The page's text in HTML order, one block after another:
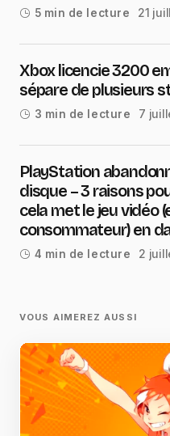
5 min de lecture 21
Xbox licencie 3200
sépare de plusieurs
3 min de lecture 7
PlayStation
disque – 3 raisons
cela met le jeu vidéo
consommateur) en
4 min de lecture 2
VOUS AIMEREZ AUSSI